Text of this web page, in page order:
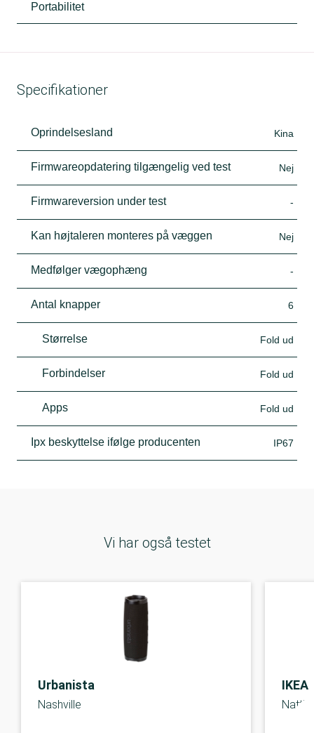
Portabilitet
Specifikationer
Oprindelsesland Kina
Firmwareopdatering tilgængelig ved test Nej
Firmwareversion under test -
Kan højtaleren monteres på væggen Nej
Medfølger vægophæng -
Antal knapper 6
Størrelse Fold ud
Forbindelser Fold ud
Apps Fold ud
Ipx beskyttelse ifølge producenten IP67
Vi har også testet
Urbanista
Nashville
IKEA